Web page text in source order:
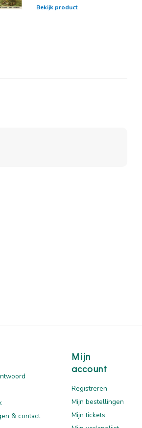
Bekijk product
& contact
Mijn
account
Registreren
Mijn bestellingen
Mijn tickets